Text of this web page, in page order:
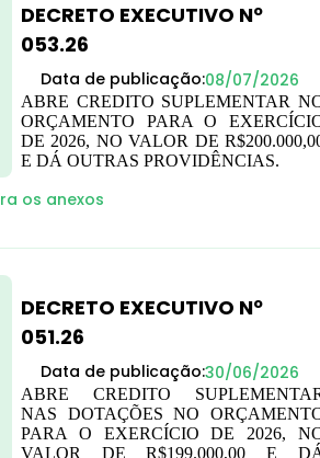
DECRETO EXECUTIVO Nº
053.26
Data de publicação:08/07/2026
ABRE CREDITO SUPLEMENTAR
ORÇAMENTO PARA O
DE 2026, NO VALOR DE
E DÁ OUTRAS PROVIDÊNCIAS.
os anexos
DECRETO EXECUTIVO Nº
051.26
Data de publicação:30/06/2026
ABRE CREDITO
NAS DOTAÇÕES NO
PARA O EXERCÍCIO DE 2026,
VALOR DE R$199.000,00 E